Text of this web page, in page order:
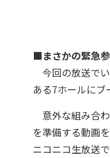
■まさかの緊急
今回の放送で
ある7ホールにブ
意外な組み合
を準備する動画
ニコニコ生放送